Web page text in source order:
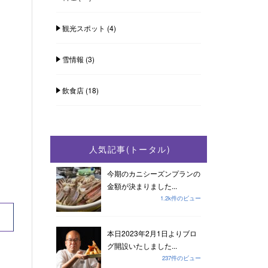
観光スポット (4)
雪情報 (3)
飲食店(18)
人気記事(トータル)
今期のカニシーズンプランの
金額が決まりました...
1.2k件のビュー
本日2023年2月1日よりブロ
グ開設いたしました...
237件のビュー